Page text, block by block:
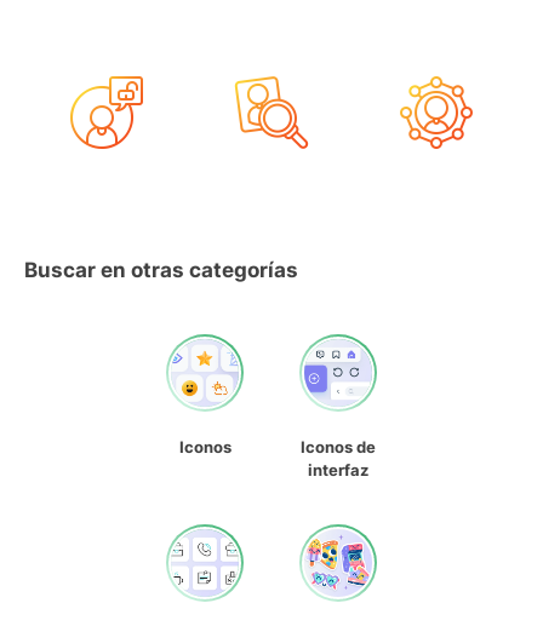
Buscar en otras categorías
Iconos
Iconos de
interfaz